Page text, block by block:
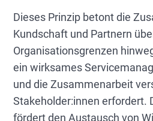
Dieses Prinzip betont die
Kundschaft und Partnern
Organisationsgrenzen
ein wirksames
und die Zusammenarbeit
Stakeholder:innen erfordert.
fördert den Austausch von